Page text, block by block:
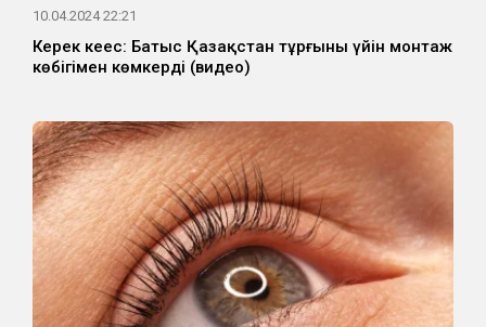
10.04.2024 22:21
Керек кеңес: Батыс Қазақстан тұрғыны үйін монтаж
көбігімен көмкерді (видео)